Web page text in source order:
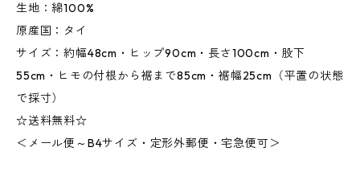
生地：綿100%
原産国：タイ
サイズ：約幅48cm・ヒップ90cm・長さ100cm・股下
55cm・ヒモの付根から裾まで85cm・裾幅25cm（平置の状態
で採寸）
☆送料無料☆
＜メール便～B4サイズ・定形外郵便・宅急便可＞